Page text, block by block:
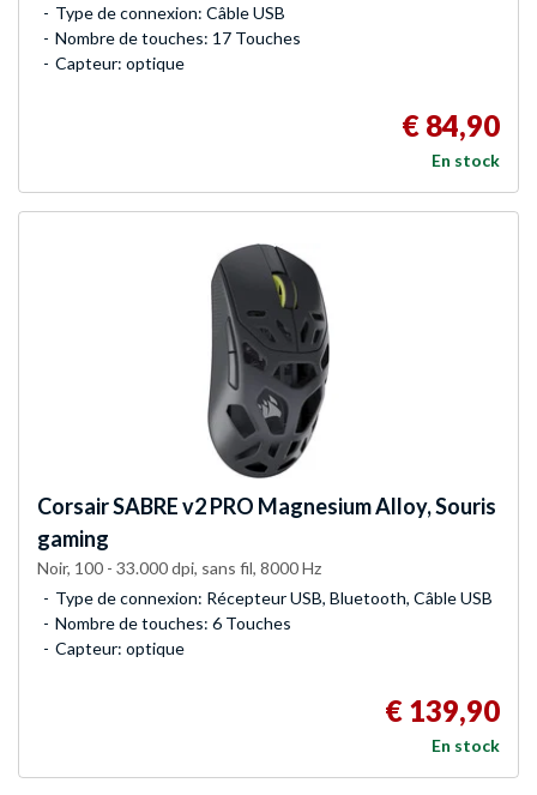
Type de connexion: Câble USB
Nombre de touches: 17 Touches
Capteur: optique
€ 84,90
En stock
CorsairSABRE v2 PRO Magnesium Alloy, Souris
gaming
Noir, 100 - 33.000 dpi, sans fil, 8000 Hz
Type de connexion: Récepteur USB, Bluetooth, Câble USB
Nombre de touches: 6 Touches
Capteur: optique
€ 139,90
En stock